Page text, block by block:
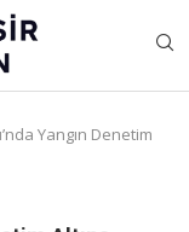
Yangın Denetim